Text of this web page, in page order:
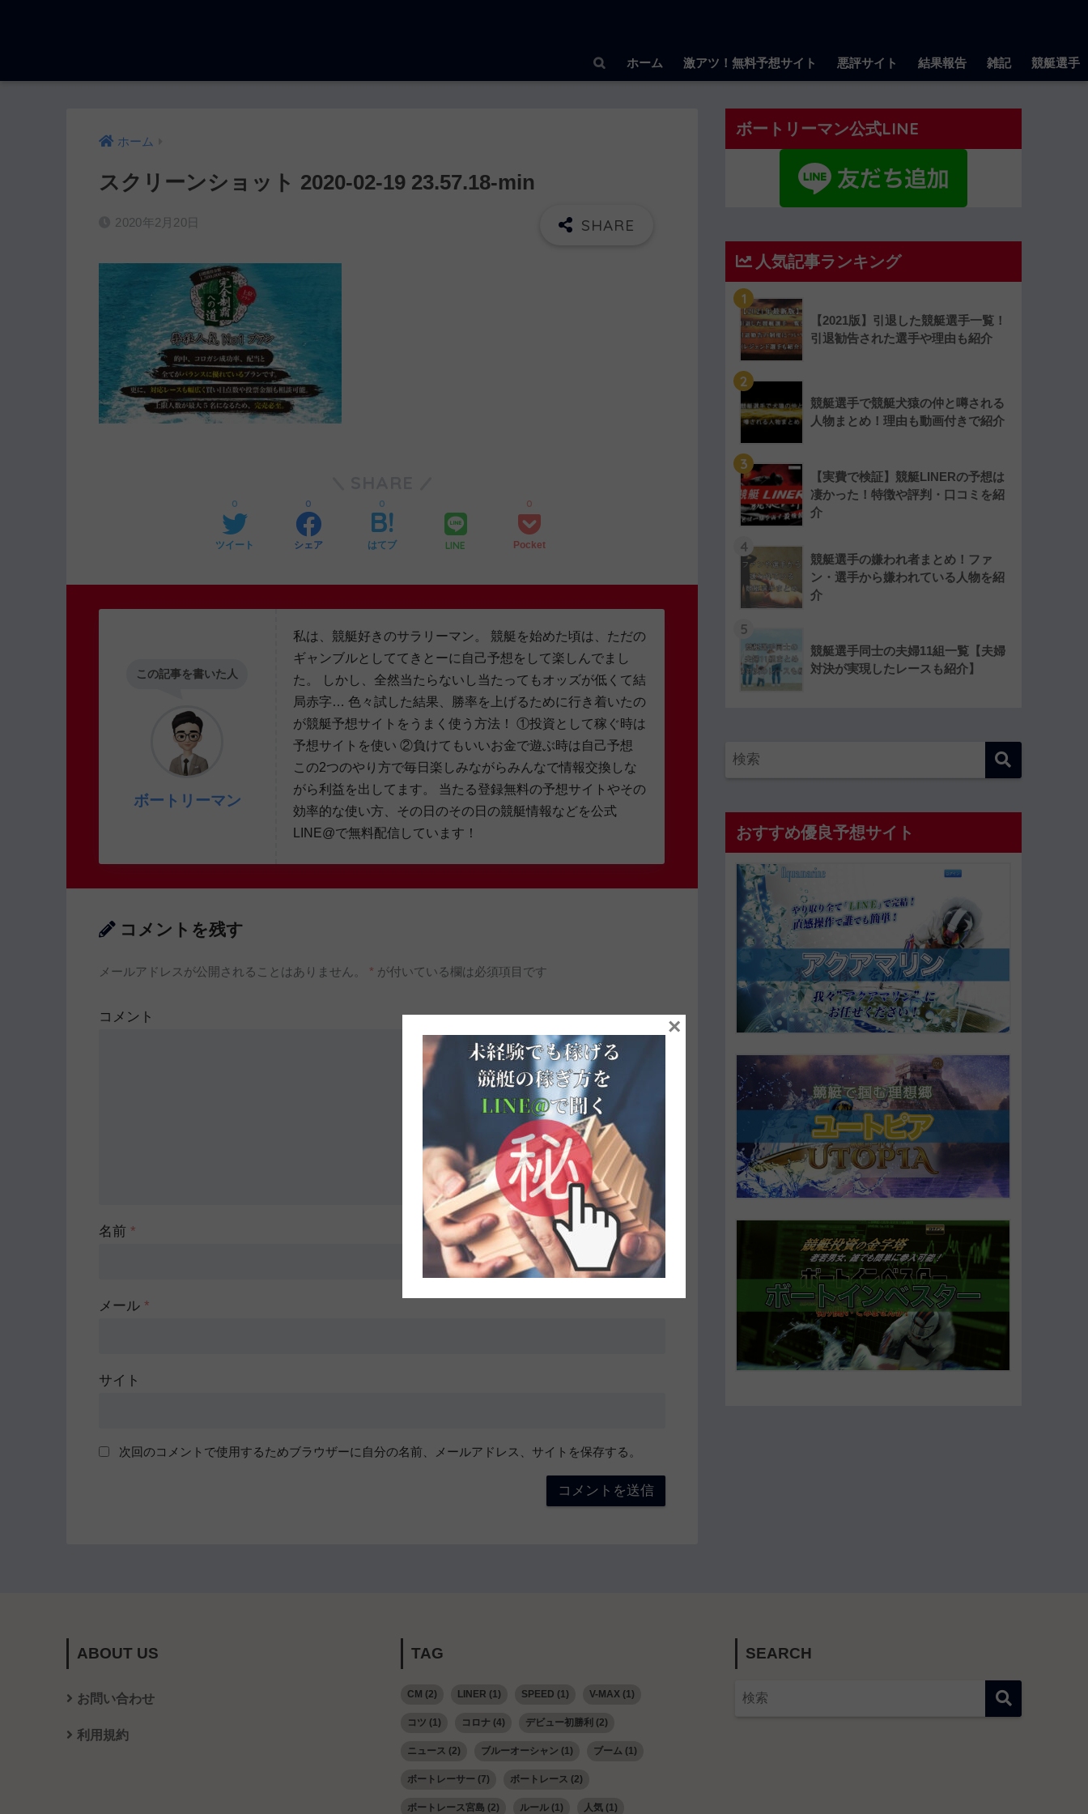
ホーム 激アツ！無料予想サイト 悪評サイト 結果報告 雑記 競艇選手
ホーム
スクリーンショット 2020-02-19 23.57.18-min
2020年2月20日
ツイート
0
シェア
0
はてブ
0
LINE Pocket
0
この記事を書いた人
ボートリーマン
私は、競艇好きのサラリーマン。 競艇を始めた頃は、ただの
ギャンブルとしててきとーに自己予想をして楽しんでまし
た。 しかし、全然当たらないし当たってもオッズが低くて結
局赤字… 色々試した結果、勝率を上げるために行き着いたの
が競艇予想サイトをうまく使う方法！ ①投資として稼ぐ時は
予想サイトを使い ②負けてもいいお金で遊ぶ時は自己予想
この2つのやり方で毎日楽しみながらみんなで情報交換しな
がら利益を出してます。 当たる登録無料の予想サイトやその
効率的な使い方、その日のその日の競艇情報などを公式
LINE@で無料配信しています！
コメントを残す
メールアドレスが公開されることはありません。 * が付いている欄は必須項目です
コメント
名前 *
メール *
サイト
次回のコメントで使用するためブラウザーに自分の名前、メールアドレス、サイトを保存する。
ボートリーマン公式LINE
人気記事ランキング
1
【2021版】引退した競艇選手一覧！
引退勧告された選手や理由も紹介
2
競艇選手で競艇犬猿の仲と噂される
人物まとめ！理由も動画付きで紹介
3
【実費で検証】競艇LINERの予想は
凄かった！特徴や評判・口コミを紹
介
4
競艇選手の嫌われ者まとめ！ファ
ン・選手から嫌われている人物を紹
介
5
競艇選手同士の夫婦11組一覧【夫婦
対決が実現したレースも紹介】
おすすめ優良予想サイト
ABOUT US
お問い合わせ
利用規約
TAG
CM (2) LINER (1) SPEED (1) V-MAX (1)
コツ (1) コロナ (4) デビュー初勝利 (2)
ニュース (2) ブルーオーシャン (1) ブーム (1)
ボートレーサー (7) ボートレース (2)
ボートレース宮島 (2) ルール (1) 人気 (1)
SEARCH
×